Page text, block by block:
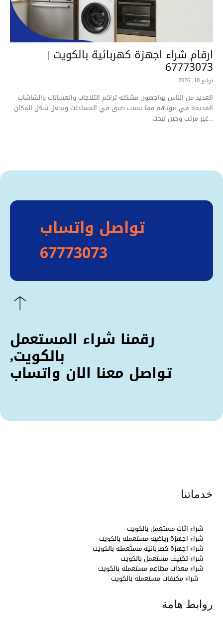
ارقام شراء اجهزة كهربائية بالكويت |
67773073
يونيو 10, 2026
العديد من الناس يواجهون مشكلة تراكم الثلاجات والغسالات والشاشات
القديمة في بيوتهم مما يسبب ضيق في المساحات ويجعل شكل المكان
غير مرتب وحين تبحث...
تواصل واتساب
67773073
رقمنا شراء المستعمل
بالكويت,
تواصل معنا الان واتساب
خدماتنا
شراء اثاث مستعمل بالكويت
شراء اجهزة رياضية مستعملة بالكويت
شراء اجهزة كهربائية مستعملة بالكويت
شراء تكييف مستعمل بالكويت
شراء معدات مطاعم مستعملة بالكويت
شراء مكيفات مستعملة بالكويت
روابط هامة